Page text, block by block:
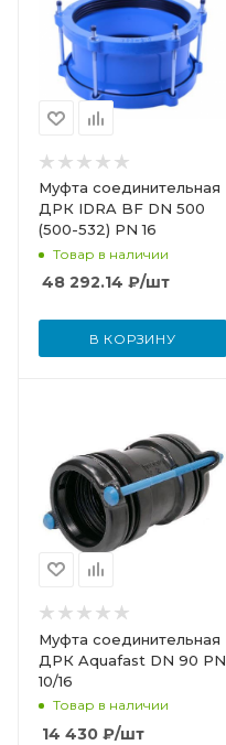
Муфта соединительная
ДРК IDRA BF DN 500
(500-532) PN 16
Товар в наличии
48 292.14 ₽/шт
В КОРЗИНУ
Муфта соединительная
ДРК Aquafast DN 90 PN
10/16
Товар в наличии
14 430 ₽/шт